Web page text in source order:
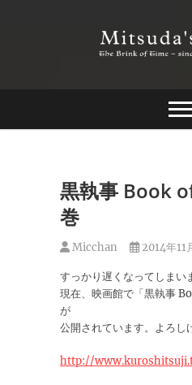
黒執事 Book
巻
Micchan 2014年11
すっかり遅くなってしまい
現在、映画館で「黒執事
が
公開されています。よろし
http://